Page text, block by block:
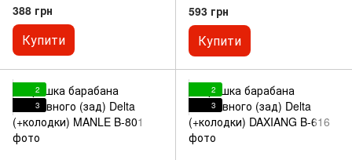
388 грн
Купити
593 грн
Купити
2
3
2
3